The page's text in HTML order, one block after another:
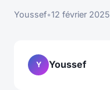
Youssef•12 février 2025
Y Youssef